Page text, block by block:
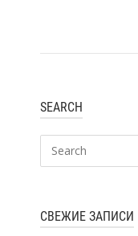
SEARCH
СВЕЖИЕ ЗАПИСИ